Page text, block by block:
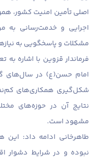
اصلی تأمین امنیت کشور،
اجرایی و خدمت‌رسانی به
مشکلات و پاسخگویی به
فرماندار قزوین با اشاره به
امام حسن(ع) در سال‌های
شکل‌گیری همکاری‌های
نتایج آن در حوزه‌های
مشهود است.
طاهرخانی ادامه داد: این
نبوده و در شرایط دشوار